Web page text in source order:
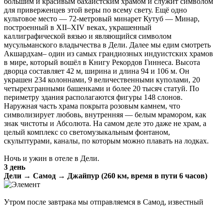
для приверженцев этой веры по всему свету. Ещё одно
культовое место — 72-метровый минарет Кутуб — Минар,
построенный в XII–XIV веках, украшенный
каллиграфической вязью и являющийся символом
мусульманского владычества в Дели. Далее мы едим смотреть
Акшардхам– один из самых грандиозных индуистских храмов
в мире, который вошёл в Книгу Рекордов Гиннеса. Высота
дворца составляет 42 м, ширина и длина 94 и 106 м. Он
украшен 234 колоннами, 9 величественными куполами, 20
четырехгранными башенками и более 20 тысяч статуй. По
периметру здания располагаются фигуры 148 слонов.
Наружная часть храма покрыта розовым камнем, что
символизирует любовь, внутренняя — белым мрамором, как
знак чистоты и Абсолюта. На самом деле это даже не храм, а
целый комплекс со светомузыкальным фонтаном,
скульптурами, каналы, по которым можно плавать на лодках.
Ночь и ужин в отеле в Дели.
3 день
Дели → Самод → Джайпур (260 км, время в пути 6 часов)
Утром после завтрака мы отправляемся в Самод, известный